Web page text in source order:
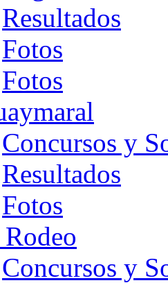
Resultados
Fotos
Fotos
Concursos y
Resultados
Fotos
Concursos y